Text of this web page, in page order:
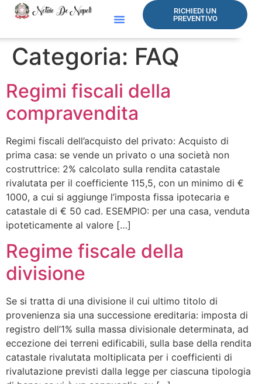
RICHIEDI UN
PREVENTIVO
Categoria: FAQ
Regimi fiscali della
compravendita
Regimi fiscali dell’acquisto del privato: Acquisto di
prima casa: se vende un privato o una società non
costruttrice: 2% calcolato sulla rendita catastale
rivalutata per il coefficiente 115,5, con un minimo di €
1000, a cui si aggiunge l’imposta fissa ipotecaria e
catastale di € 50 cad. ESEMPIO: per una casa, venduta
ipoteticamente al valore […]
Regime fiscale della
divisione
Se si tratta di una divisione il cui ultimo titolo di
provenienza sia una successione ereditaria: imposta di
registro dell’1% sulla massa divisionale determinata, ad
eccezione dei terreni edificabili, sulla base della rendita
catastale rivalutata moltiplicata per i coefficienti di
rivalutazione previsti dalla legge per ciascuna tipologia